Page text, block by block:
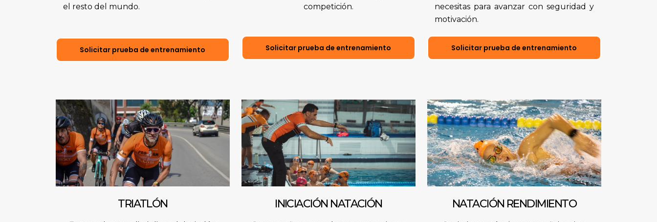
el resto del mundo.
Solicitar prueba de entrenamiento
competición.
Solicitar prueba de entrenamiento
necesitas para avanzar con seguridad y
motivación.
Solicitar prueba de entrenamiento
TRIATLÓN INICIACIÓN NATACIÓN NATACIÓN RENDIMIENTO